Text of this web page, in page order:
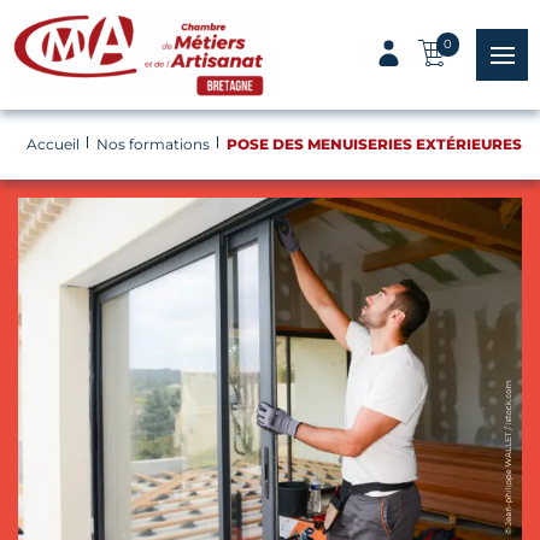
Panneau de gestion des cookies
0
menu
Accueil Nos formations POSE DES MENUISERIES EXTÉRIEURES